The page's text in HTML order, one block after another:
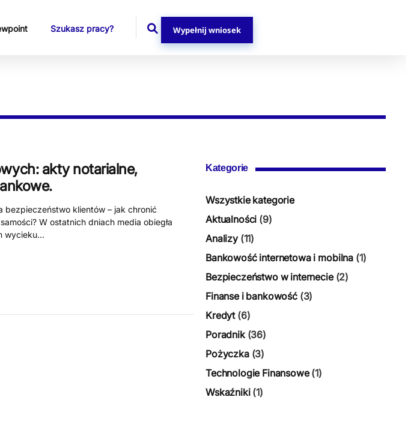
Szukasz pracy? Wypełnij wniosek
akty notarialne,
klientów – jak chronić
W ostatnich dniach media obiegła
wycieku...
Kategorie
Wszystkie kategorie
Aktualności (9)
Analizy(11)
Bankowość internetowa i mobilna (1)
Bezpieczeństwo w internecie(2)
Finanse i bankowość(3)
Kredyt(6)
Poradnik(36)
Pożyczka(3)
Technologie Finansowe(1)
Wskaźniki(1)